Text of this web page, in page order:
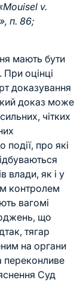
v.
п. 86;
мають бути
. При оцінці
доказування
доказ може
чітких
події, про які
влади, як і у
контролем
вагомі
що
тягар
на органи
переконливе
Суд